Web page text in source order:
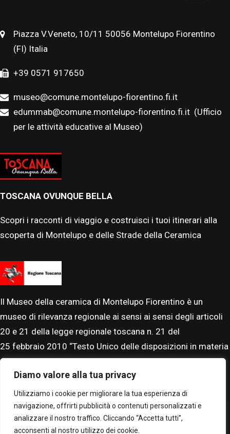
Diamo valore alla tua privacy
Utilizziamo i cookie per migliorare la tua esperienza di
navigazione, offrirti pubblicità o contenuti personalizzati e
analizzare il nostro traffico. Cliccando “Accetta tutti”,
acconsenti al nostro utilizzo dei cookie.
Piazza V.Veneto, 10/11 50056 Montelupo Fiorentino
(FI) Italia
+39 0571 917650
museo@comune.montelupo-fiorentino.fi.it
edummab@comune.montelupo-fiorentino.fi.it (Ufficio
per le attività educative al Museo)
TOSCANA OVUNQUE BELLA
Scopri i racconti di viaggio e costruisci i tuoi itinerari alla
scoperta di Montelupo e delle Strade della Ceramica
Il Museo della ceramica di Montelupo Fiorentino è un
museo di rilevanza regionale ai sensi ai sensi degli articoli
20 e 21 della legge regionale toscana n. 21 del
25 febbraio 2010 “Testo Unico delle disposizioni in materia
di beni, istituti e attività culturali”. Il Museo è accreditato al
Sistema Museale Nazionale.